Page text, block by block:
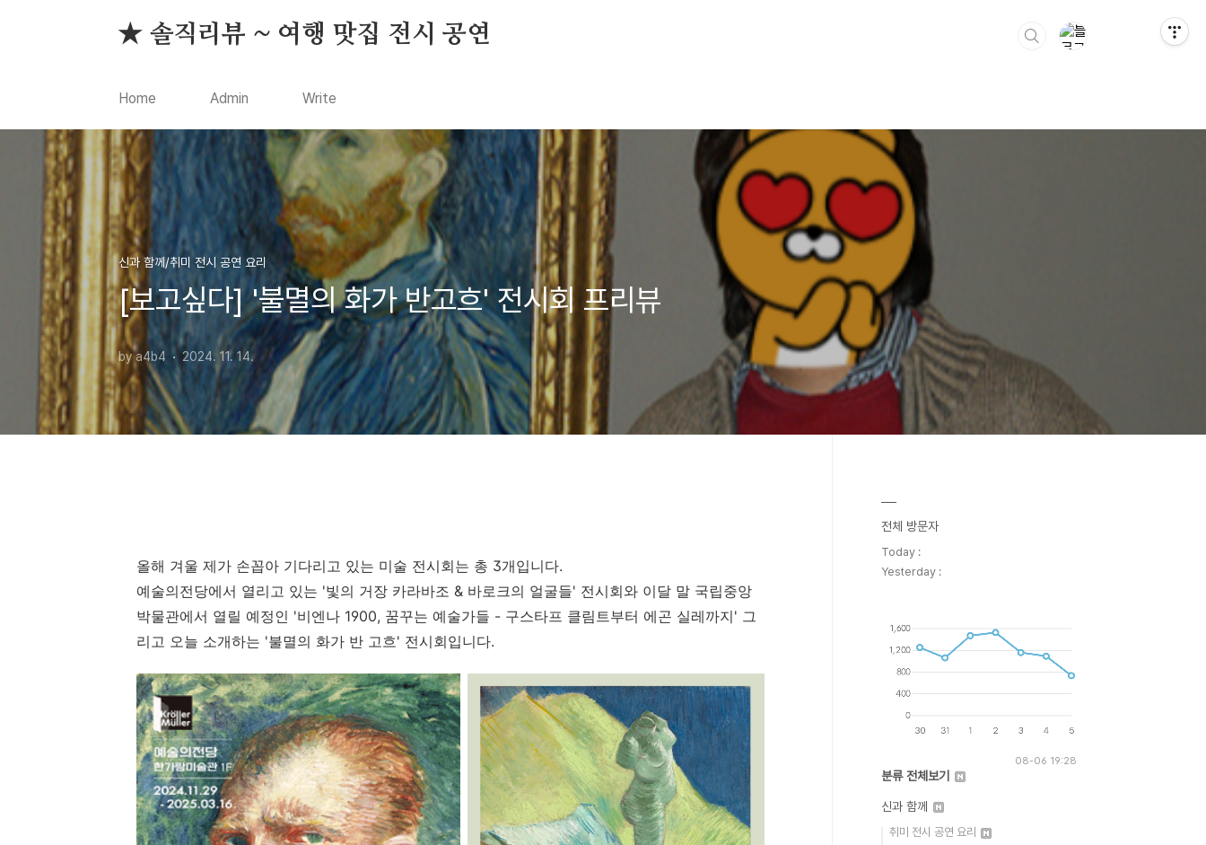
★ 솔직리뷰 ~ 여행 맛집 전시 공연
Home Admin Write
신과 함께/취미 전시 공연 요리
[보고싶다] '불멸의 화가 반고흐' 전시회 프리뷰
by a4b4 2024. 11. 14.
올해 겨울 제가 손꼽아 기다리고 있는 미술 전시회는 총 3개입니다.
예술의전당에서 열리고 있는 '빛의 거장 카라바조 & 바로크의 얼굴들' 전시회와 이달 말 국립중앙
박물관에서 열릴 예정인 '비엔나 1900, 꿈꾸는 예술가들 - 구스타프 클림트부터 에곤 실레까지' 그
리고 오늘 소개하는 '불멸의 화가 반 고흐' 전시회입니다.
전체 방문자
Today :
Yesterday :
08-06 19:28
분류 전체보기
신과 함께
취미 전시 공연 요리